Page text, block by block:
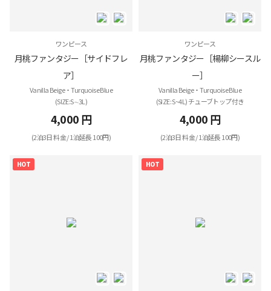
ワンピース
月桃ファンタジー［サイドフレ
ア］
Vanilla Beige・Turquoise Blue
(SIZE:S∼3L)
4,000 円
(2泊3日 料金 / 1泊延長 100円)
ワンピース
月桃ファンタジー［楊柳シースル
ー］
Vanilla Beige・Turquoise Blue
(SIZE: S~4L) チューブトップ付き
4,000 円
(2泊3日 料金 / 1泊延長 100円)
HOT HOT